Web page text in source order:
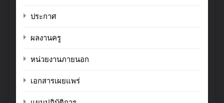
ประกาศ
ผลงานครู
หน่วยงานภายนอก
เอกสารเผยแพร่